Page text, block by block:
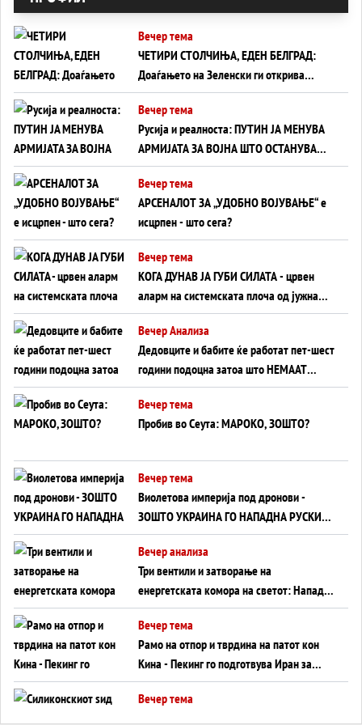
Вечер тема
ЧЕТИРИ СТОЛЧИЊА, ЕДЕН БЕЛГРАД:
Доаѓањето на Зеленски ги открива
тајните на политиката на балансирање
на Вучиќ
Вечер тема
Русија и реалноста: ПУТИН ЈА МЕНУВА
АРМИЈАТА ЗА ВОЈНА ШТО ОСТАНУВА
БЕЗ ФРОНТ
Вечер тема
АРСЕНАЛОТ ЗА „УДОБНО ВОЈУВАЊЕ“ е
исцрпен - што сега?
Вечер тема
КОГА ДУНАВ ЈА ГУБИ СИЛАТА - црвен
аларм на системската плоча од јужна
Германија до Црното Море...
Вечер Анализа
Дедовците и бабите ќе работат пет-шест
години подоцна затоа што НЕМААТ
ВНУЦИ ДА ГИ ЗАМЕНАТ
Вечер тема
Пробив во Сеута: МАРОКО, ЗОШТО?
Вечер тема
Виолетова империја под дронови -
ЗОШТО УКРАИНА ГО НАПАДНА РУСКИОТ
WILDBERRIES
Вечер анализа
Три вентили и затворање на
енергетската комора на светот: Нападот
во Суец најавува глобален енергетски
инфаркт?
Вечер тема
Рамо на отпор и тврдина на патот кон
Кина - Пекинг го подготвува Иран за
американска копнена инвазија
Вечер тема